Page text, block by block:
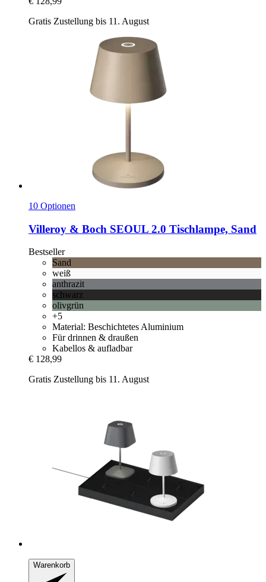
Gratis Zustellung bis 11. August
10 Optionen
Villeroy & Boch SEOUL 2.0 Tischlampe, Sand
Bestseller
Sand
weiß
anthrazit
schwarz
olivgrün
+5
Material: Beschichtetes Aluminium
Für drinnen & draußen
Kabellos & aufladbar
€ 128,99
Gratis Zustellung bis 11. August
Warenkorb